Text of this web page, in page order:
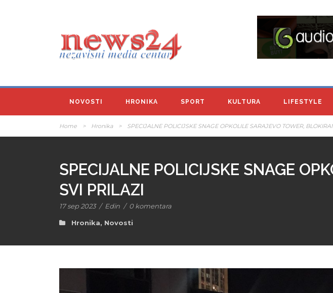
NOVOSTI HRONIKA SPORT KULTURA LIFESTYLE
Home > Hronika > SPECIJALNE POLICIJSKE SNAGE OPKOLILE SARAJEVO TOWER,
SPECIJALNE POLICIJSKE SNAGE
SVI PRILAZI
17 sep 2023 / Edin / 0 komentara
Hronika, Novosti